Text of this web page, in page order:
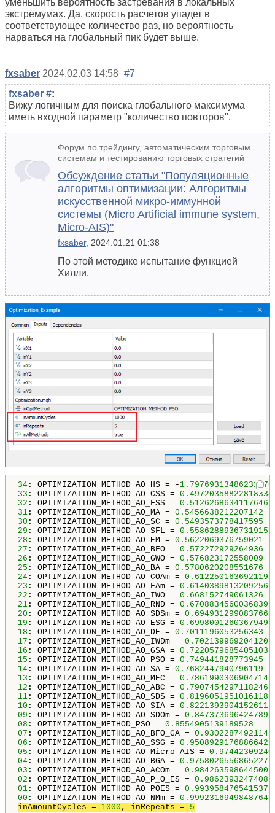
экстремумах. Да, скорость расчетов упадет в
соответствующее количество раз, но вероятность
нарваться на глобальный пик будет выше.
fxsaber 2024.02.03 14:58 #7
fxsaber #:
Вижу логичным для поиска глобального максимума
иметь входной параметр "количество повторов".
Форум по трейдингу, автоматическим торговым
системам и тестированию торговых стратегий
Обсуждение статьи "Популяционные
алгоритмы оптимизации: Алгоритмы
искусственной микро-иммунной
системы (Micro Artificial immune system,
Micro-AIS)"
fxsaber, 2024.01.21 01:38
По этой методике испытание функцией
Хилли.
34 : OPTIMIZATION_METHOD_AO_HS = - 1.7976931348623157
33 : OPTIMIZATION_METHOD_AO_CSS = 0.49720358822818334
32 : OPTIMIZATION_METHOD_AO_FSS = 0.5126268634117646
31 : OPTIMIZATION_METHOD_AO_MA = 0.5456638212207142
30 : OPTIMIZATION_METHOD_AO_SC = 0.5493573778417595
29 : OPTIMIZATION_METHOD_AO_SFL = 0.5586288936731915
28 : OPTIMIZATION_METHOD_AO_EM = 0.5622069376759021
27 : OPTIMIZATION_METHOD_AO_BFO = 0.572272929264936
26 : OPTIMIZATION_METHOD_AO_GWO = 0.576823172558009
25 : OPTIMIZATION_METHOD_AO_BA = 0.5780620208551676
24 : OPTIMIZATION_METHOD_AO_COAm = 0.6122501636921197
23 : OPTIMIZATION_METHOD_AO_FAm = 0.6140389813209256
22 : OPTIMIZATION_METHOD_AO_IWO = 0.668152749061326
21 : OPTIMIZATION_METHOD_AO_RND = 0.6708834560036839
20 : OPTIMIZATION_METHOD_AO_SDSm = 0.6949312990837662
19 : OPTIMIZATION_METHOD_AO_ESG = 0.6998001260367949
18 : OPTIMIZATION_METHOD_AO_DE = 0.7011196053256343
17 : OPTIMIZATION_METHOD_AO_IWDm = 0.7021399692041209
16 : OPTIMIZATION_METHOD_AO_GSA = 0.7220579685405103
15 : OPTIMIZATION_METHOD_AO_PSO = 0.749441828773945
14 : OPTIMIZATION_METHOD_AO_SA = 0.7682447940796119
13 : OPTIMIZATION_METHOD_AO_MEC = 0.7861990306904714
12 : OPTIMIZATION_METHOD_AO_ABC = 0.7907454297118246
11 : OPTIMIZATION_METHOD_AO_SDS = 0.8196051951016118
10 : OPTIMIZATION_METHOD_AO_SIA = 0.8221393904152611
09 : OPTIMIZATION_METHOD_AO_SDOm = 0.8473736964247897
08 : OPTIMIZATION_METHOD_PSO = 0.8554905139189528
07 : OPTIMIZATION_METHOD_AO_BFO_GA =
06 : OPTIMIZATION_METHOD_AO_SSG = 0.9508929176886642
05 : OPTIMIZATION_METHOD_AO_Micro_AIS =
04 : OPTIMIZATION_METHOD_AO_BGA = 0.9758026556865227
03 : OPTIMIZATION_METHOD_AO_ACOm = 0.9842635986445009
02 : OPTIMIZATION_METHOD_AO_P_O_ES =
01 : OPTIMIZATION_METHOD_AO_POES = 0.9939584765415376
00 : OPTIMIZATION_METHOD_AO_NMm = 0.9992316949848764
inAmountCycles = 1000 , inRepeats = 5